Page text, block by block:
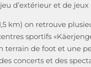
d’extérieur et de jeux
km) on retrouve
sportifs
terrain de foot et une
concerts et des